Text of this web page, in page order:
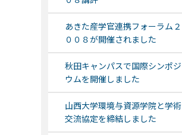
あきた産学官連携フォーラム２
００８が開催されました
秋田キャンパスで国際シンポジ
ウムを開催しました
山西大学環境与資源学院と学術
交流協定を締結しました